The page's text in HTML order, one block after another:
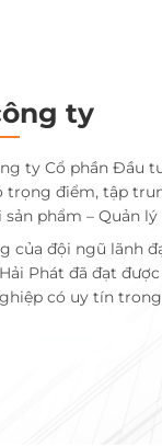
ty
ty Cổ phần Đầu
trọng điểm, tập
phẩm – Quản
của đội ngũ lãnh
Phát đã đạt
có uy tín